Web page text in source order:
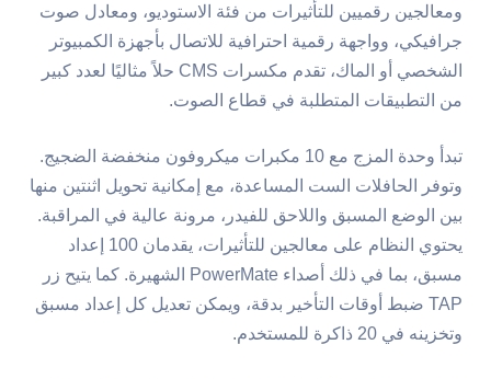
ومعالجين رقميين للتأثيرات من فئة الاستوديو، ومعادل صوت
جرافيكي، وواجهة رقمية احترافية للاتصال بأجهزة الكمبيوتر
الشخصي أو الماك، تقدم مكسرات CMS حلاً مثاليًا لعدد كبير
من التطبيقات المتطلبة في قطاع الصوت.
تبدأ وحدة المزج مع 10 مكبرات ميكروفون منخفضة الضجيج.
وتوفر الحافلات الست المساعدة، مع إمكانية تحويل اثنتين منها
بين الوضع المسبق واللاحق للفيدر، مرونة عالية في المراقبة.
يحتوي النظام على معالجين للتأثيرات، يقدمان 100 إعداد
مسبق، بما في ذلك أصداء PowerMate الشهيرة. كما يتيح زر
TAP ضبط أوقات التأخير بدقة، ويمكن تعديل كل إعداد مسبق
وتخزينه في 20 ذاكرة للمستخدم.